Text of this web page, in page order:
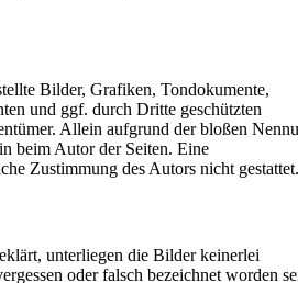
Bilder, Grafiken, Tondokumente,
und ggf. durch Dritte geschützten
Allein aufgrund der bloßen
beim Autor der Seiten. Eine
Zustimmung des Autors nicht
unterliegen die Bilder keinerlei
oder falsch bezeichnet worden